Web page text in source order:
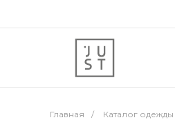
Главная / Каталог одежды